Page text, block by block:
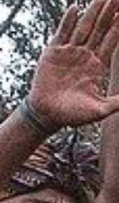
So 26.9.2020 08:00
FbC Coyotes Jablunkov
..
FbK Horní Suchá
9